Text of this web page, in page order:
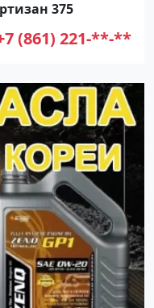
375
(861) 221-**-**